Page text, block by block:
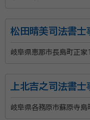
松田晴美司法書士
岐阜県恵那市長島町正
上北吉之司法書士
岐阜県各務原市蘇原寺